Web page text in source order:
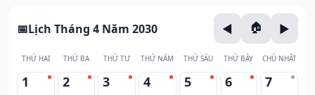
Lịch Tháng 4 Năm 2030
THỨ HAI THỨ BA THỨ TƯ THỨ NĂM THỨ SÁU THỨ BẢY CHỦ NHẬT
1 2 3 4 5 6 7